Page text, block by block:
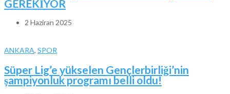
GEREKİYOR
2 Haziran 2025
ANKARA, SPOR
Süper Lig’e yükselen Gençlerbirliği’nin
şampiyonluk programı belli oldu!